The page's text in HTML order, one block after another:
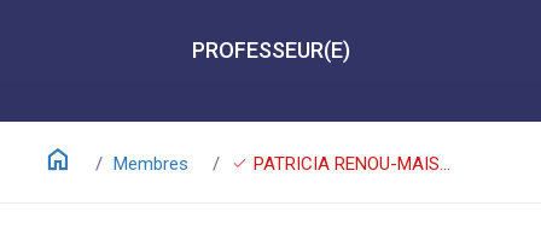
PROFESSEUR(E)
home Membres check PATRICIA RENOU-MAISSANT